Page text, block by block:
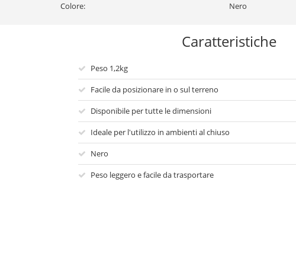
Colore:
Nero
Caratteristiche
Peso 1,2kg
Facile da posizionare in o sul terreno
Disponibile per tutte le dimensioni
Ideale per l'utilizzo in ambienti al chiuso
Nero
Peso leggero e facile da trasportare